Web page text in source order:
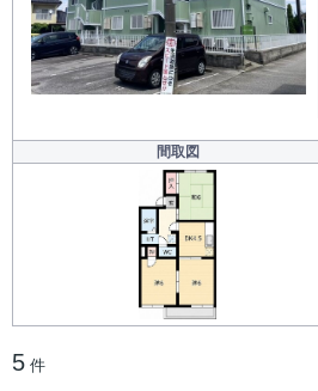
間取図
5 件